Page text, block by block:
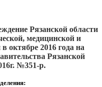
Рязанской области
медицинской и
в октябре 2016года на
Рязанской
№351-р.